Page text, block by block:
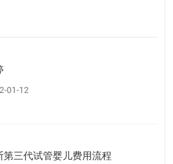
01-12
第三代试管婴儿费用流程